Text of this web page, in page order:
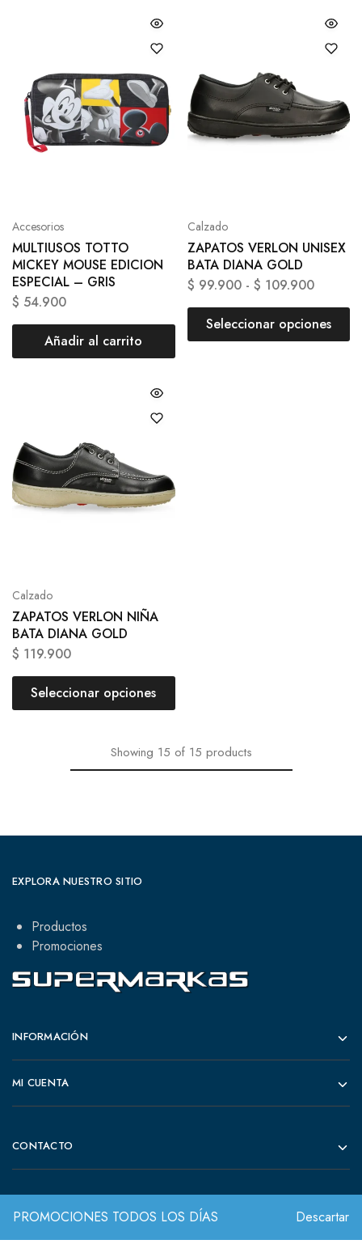
PROMOCIONES TODOS LOS DÍAS Descartar
Accesorios
MULTIUSOS TOTTO
MICKEY MOUSE EDICION
ESPECIAL – GRIS
$ 54.900
Añadir al carrito
Calzado
ZAPATOS VERLON UNISEX
BATA DIANA GOLD
$ 99.900 - $ 109.900
Seleccionar opciones
Calzado
ZAPATOS VERLON NIÑA
BATA DIANA GOLD
$ 119.900
Seleccionar opciones
Showing 15 of 15 products
EXPLORA NUESTRO SITIO
Productos
Promociones
INFORMACIÓN
MI CUENTA
CONTACTO